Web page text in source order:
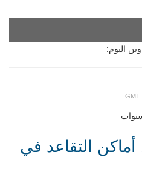
اليوم:
التقاعد في